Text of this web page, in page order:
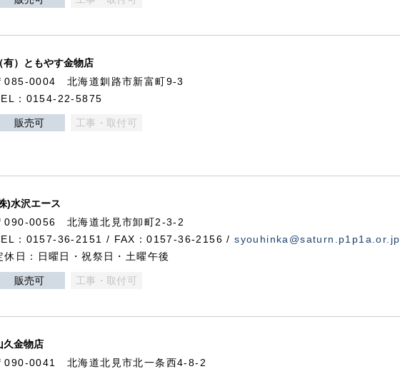
有）ともやす金物店
085-0004 北海道釧路市新富町9-3
：0154-22-5875
販売可 工事・取付可
)水沢エース
090-0056 北海道北見市卸町2-3-2
：0157-36-2151 / FAX：0157-36-2156 /syouhinka@saturn.p1p1a.or.jp
休日：日曜日・祝祭日・土曜午後
販売可 工事・取付可
久金物店
090-0041 北海道北見市北一条西4-8-2